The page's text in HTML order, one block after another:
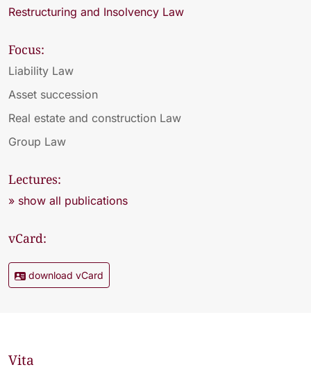
Restructuring and Insolvency Law
Focus:
Liability Law
Asset succession
Real estate and construction Law
Group Law
Lectures:
» show all publications
vCard:
download vCard
Vita